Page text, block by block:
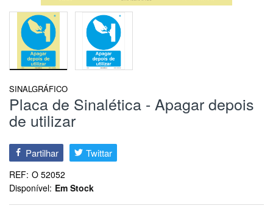
SINALGRÁFICO
Placa de Sinalética - Apagar depois
de utilizar
Partilhar Twittar
REF: O 52052
Disponível: Em Stock